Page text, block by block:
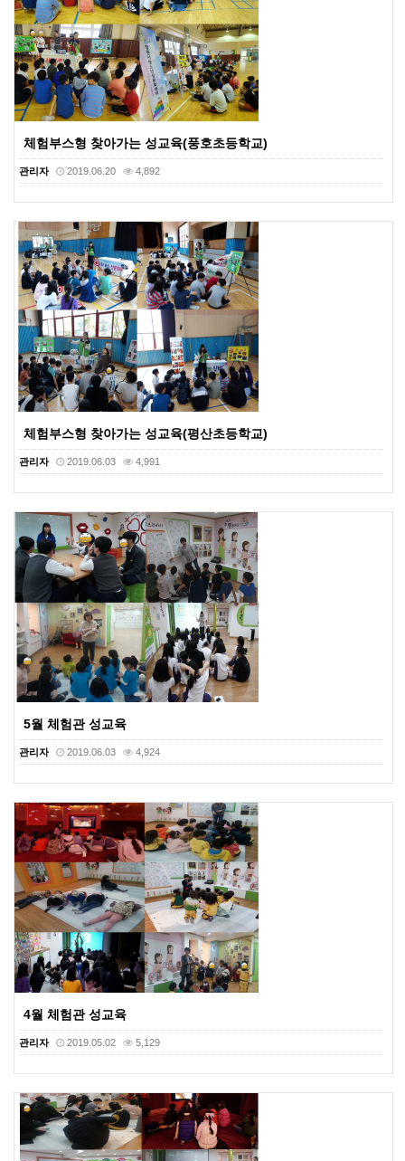
체험부스형 찾아가는 성교육(풍호초등학교)
관리자 2019.06.20 4,892
체험부스형 찾아가는 성교육(평산초등학교)
관리자 2019.06.03 4,991
5월 체험관 성교육
관리자 2019.06.03 4,924
4월 체험관 성교육
관리자 2019.05.02 5,129